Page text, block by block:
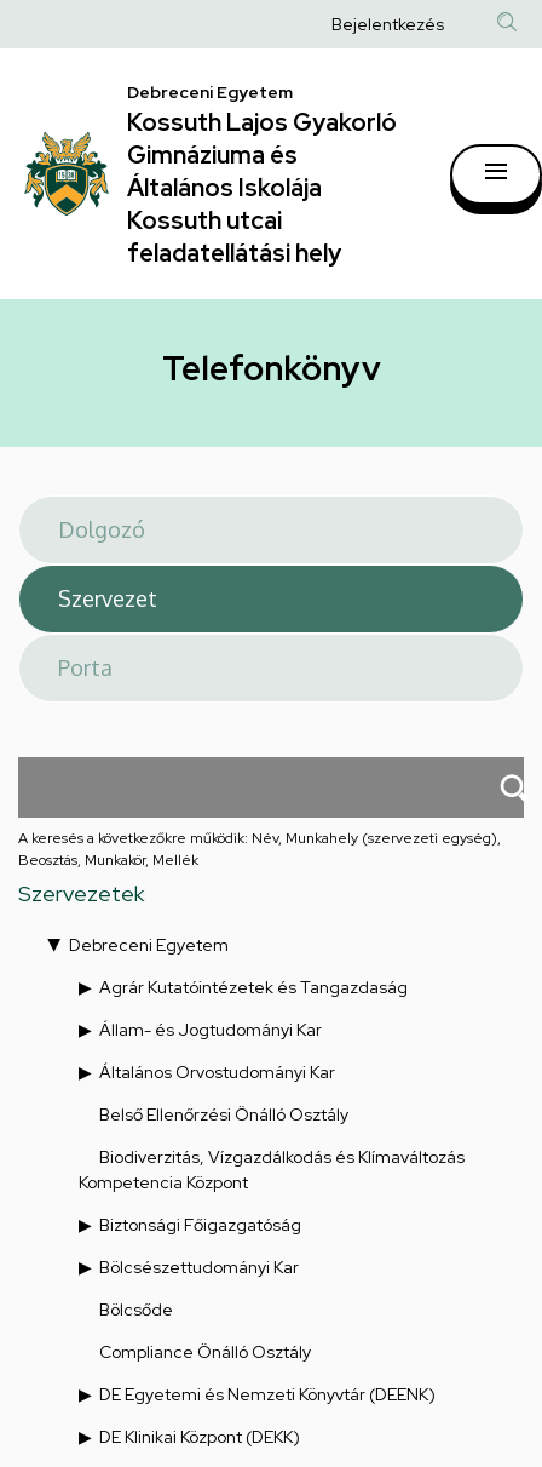
|
Kossuth
Lajos
Gyakorló
Gimnáziuma
Általános
hely
a
Anonim
fiók
Bejelentkezés
Debreceni Egyetem
Kossuth Lajos Gyakorló
Gimnáziuma és
Általános Iskolája
Kossuth utcai
feladatellátási hely
Telefonkönyv
A keresés a következőkre működik: Név, Munkahely (szervezeti egység),
Beosztás, Munkakör, Mellék
Szervezetek
Debreceni Egyetem
Agrár Kutatóintézetek és Tangazdaság
Állam- és Jogtudományi Kar
Általános Orvostudományi Kar
Belső Ellenőrzési Önálló Osztály
Biodiverzitás, Vízgazdálkodás és Klímaváltozás
Kompetencia Központ
Biztonsági Főigazgatóság
Bölcsészettudományi Kar
Bölcsőde
Compliance Önálló Osztály
DE Egyetemi és Nemzeti Könyvtár (DEENK)
DE Klinikai Központ (DEKK)